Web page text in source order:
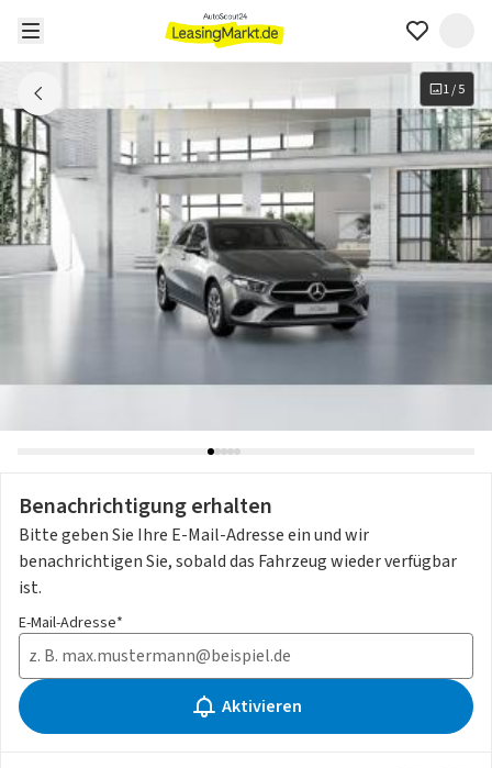
1/5
Benachrichtigung erhalten
Bitte geben Sie Ihre E-Mail-Adresse ein und wir
benachrichtigen Sie, sobald das Fahrzeug wieder verfügbar
ist.
E-Mail-Adresse*
Aktivieren